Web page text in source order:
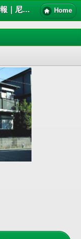
尼崎市金楽寺町の物件詳細情報｜尼崎賃貸マンション情報NET Home